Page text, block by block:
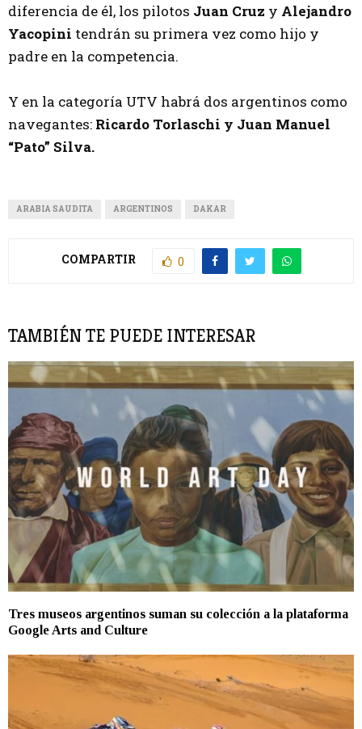
diferencia de él, los pilotos Juan Cruz y Alejandro
Yacopini tendrán su primera vez como hijo y
padre en la competencia.
Y en la categoría UTV habrá dos argentinos como
navegantes: Ricardo Torlaschi y Juan Manuel
“Pato” Silva.
ARABIA SAUDITA ARGENTINOS DAKAR
COMPARTIR 0
TAMBIÉN TE PUEDE INTERESAR
Tres museos argentinos suman su colección a la plataforma
Google Arts and Culture